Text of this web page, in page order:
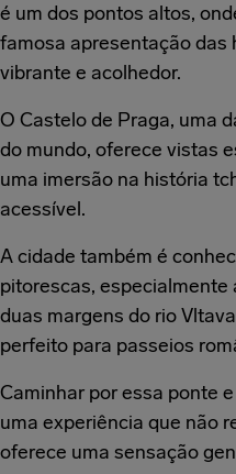
é um dos pontos altos,
famosa apresentação das
vibrante e acolhedor.
O Castelo de Praga, uma
do mundo, oferece vistas
uma imersão na história
acessível.
A cidade também é
pitorescas, especialmente
duas margens do rio
perfeito para passeios
Caminhar por essa ponte
uma experiência que não
oferece uma sensação